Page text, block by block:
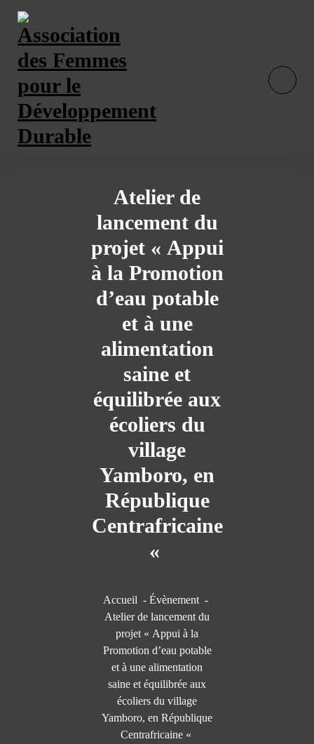
content
Atelier de
lancement du
projet « Appui
à la Promotion
d’eau potable
et à une
alimentation
saine et
équilibrée aux
écoliers du
village
Yamboro, en
République
Centrafricaine
«
Accueil - Évènement -
Atelier de lancement du
projet « Appui à la
Promotion d’eau potable
et à une alimentation
saine et équilibrée aux
écoliers du village
Yamboro, en République
Centrafricaine «